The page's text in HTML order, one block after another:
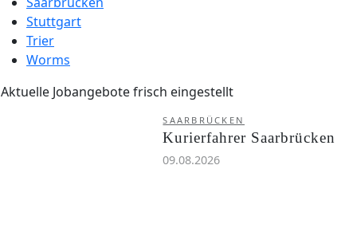
Stuttgart
Trier
Worms
Aktuelle Jobangebote frisch eingestellt
SAARBRÜCKEN
Kurierfahrer Saarbrücken
09.08.2026